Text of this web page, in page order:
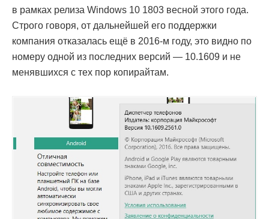
в рамках релиза Windows 10 1803 весной этого года.
Строго говоря, от дальнейшей его поддержки
компания отказалась ещё в 2016-м году, это видно по
номеру одной из последних версий — 10.1609 и не
менявшихся с тех пор копирайтам.